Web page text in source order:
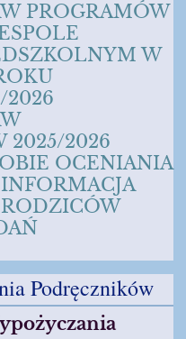
PROGRAMÓW
W
2026
2025/2026
OCENIANIA
Podręczników
Życzania